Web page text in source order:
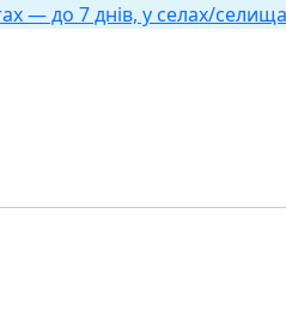
— до 7 днів, у селах/